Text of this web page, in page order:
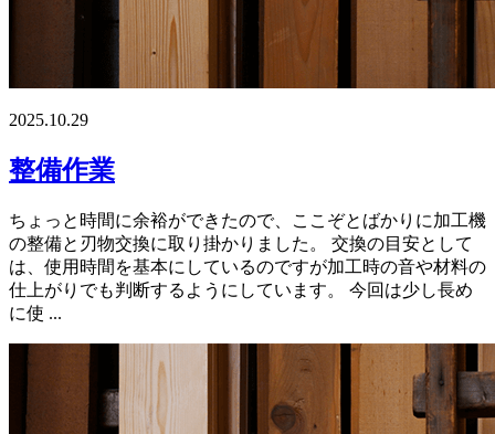
2025.10.29
整備作業
ちょっと時間に余裕ができたので、ここぞとばかりに加工機
の整備と刃物交換に取り掛かりました。 交換の目安として
は、使用時間を基本にしているのですが加工時の音や材料の
仕上がりでも判断するようにしています。 今回は少し長め
に使 ...